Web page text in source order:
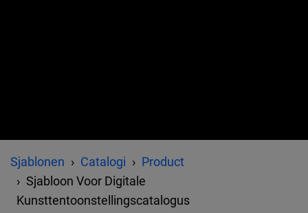
Sjablonen Catalogi
Product
Sjabloon Voor Digitale
Kunsttentoonstellingscatalogus